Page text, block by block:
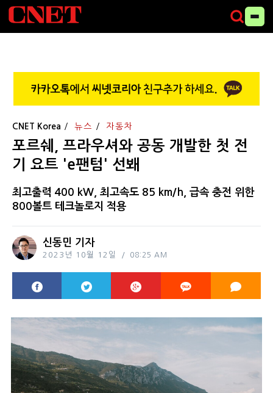
CNET Korea 뉴스 자동차
포르쉐, 프라우셔와 공동 개발한 첫 전
기 요트 'e팬텀' 선봬
최고출력 400 kW, 최고속도 85 km/h, 급속 충전 위한
800볼트 테크놀로지 적용
신동민 기자
2023년 10월 12일 08:25 AM